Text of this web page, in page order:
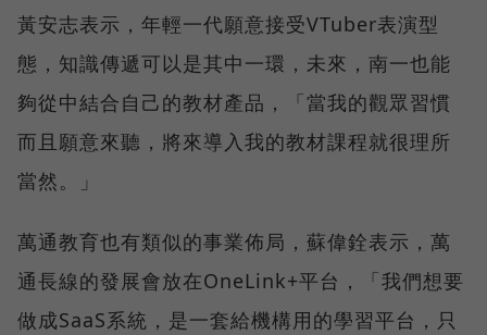
黃安志表示，年輕一代願意接受VTuber表演型
態，知識傳遞可以是其中一環，未來，南一也能
夠從中結合自己的教材產品，「當我的觀眾習慣
而且願意來聽，將來導入我的教材課程就很理所
當然。」
萬通教育也有類似的事業佈局，蘇偉銓表示，萬
通長線的發展會放在OneLink+平台，「我們想要
做成SaaS系統，是一套給機構用的學習平台，只